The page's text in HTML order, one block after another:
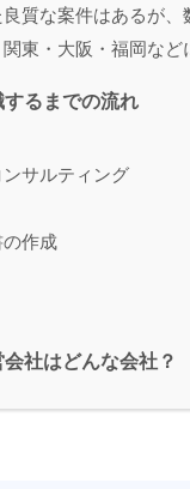
質な案件はあるが、
東・大阪・福岡など
するまでの流れ
サルティング
作成
社はどんな会社？